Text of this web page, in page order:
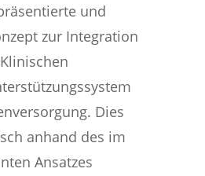
und
zur Integration
Dies
anhand des im
Ansatzes